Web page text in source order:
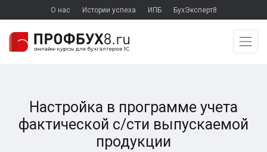
О нас Истории успеха ИПБ БухЭксперт8
Настройка в программе учета
фактической с/сти выпускаемой
продукции